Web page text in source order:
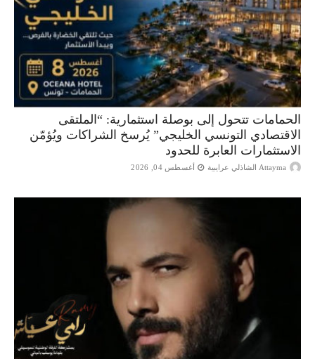
الحمامات تتحول إلى بوصلة استثمارية: “الملتقى
الاقتصادي التونسي الخليجي” يُرسخ الشراكات ويُؤمّن
الاستثمارات العابرة للحدود
Attayma الشاذلي عرايبية أغسطس 04, 2026